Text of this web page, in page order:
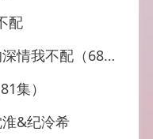
配
配（68集）陈衍利
集）
&纪泠希